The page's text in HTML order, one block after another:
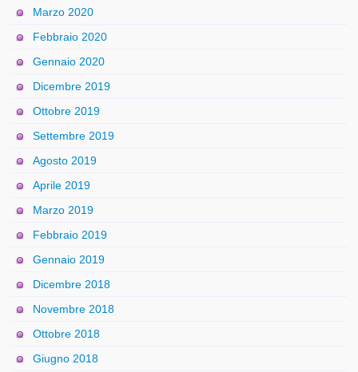
Marzo 2020
Febbraio 2020
Gennaio 2020
Dicembre 2019
Ottobre 2019
Settembre 2019
Agosto 2019
Aprile 2019
Marzo 2019
Febbraio 2019
Gennaio 2019
Dicembre 2018
Novembre 2018
Ottobre 2018
Giugno 2018